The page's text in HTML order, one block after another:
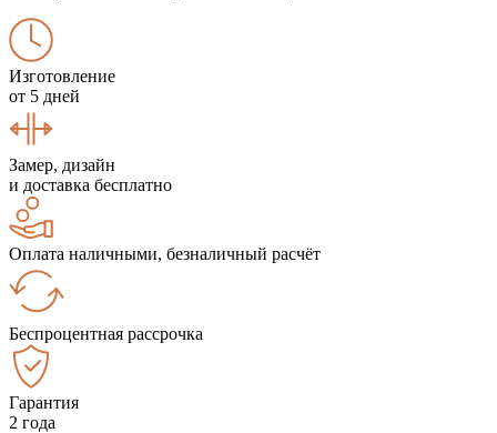
Изготовление
от 5 дней
Замер, дизайн
и доставка бесплатно
Оплата наличными, безналичный расчёт
Беспроцентная рассрочка
Гарантия
2 года